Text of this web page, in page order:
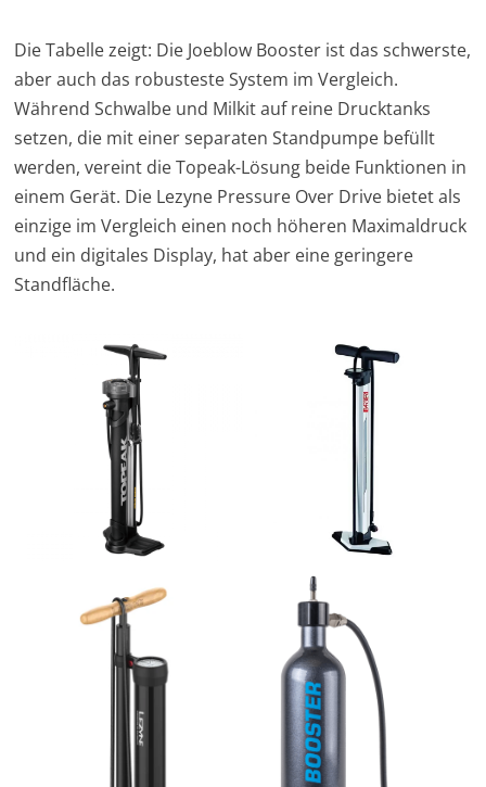
Die Tabelle zeigt: Die Joeblow Booster ist das schwerste,
aber auch das robusteste System im Vergleich.
Während Schwalbe und Milkit auf reine Drucktanks
setzen, die mit einer separaten Standpumpe befüllt
werden, vereint die Topeak-Lösung beide Funktionen in
einem Gerät. Die Lezyne Pressure Over Drive bietet als
einzige im Vergleich einen noch höheren Maximaldruck
und ein digitales Display, hat aber eine geringere
Standfläche.